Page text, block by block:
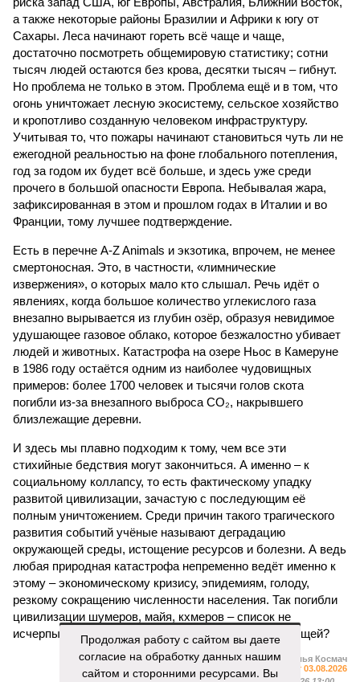
а также некоторые районы Бразилии и Африки к югу от
Сахары. Леса начинают гореть всё чаще и чаще,
достаточно посмотреть общемировую статистику; сотни
тысяч людей остаются без крова, десятки тысяч – гибнут.
Но проблема не только в этом. Проблема ещё и в том, что
огонь уничтожает лесную экосистему, сельское хозяйство
и кропотливо созданную человеком инфраструктуру.
Учитывая то, что пожары начинают становиться чуть ли не
ежегодной реальностью на фоне глобального потепления,
год за годом их будет всё больше, и здесь уже среди
прочего в большой опасности Европа. Небывалая жара,
зафиксированная в этом и прошлом годах в Италии и во
Франции, тому лучшее подтверждение.
Есть в перечне A-Z Animals и экзотика, впрочем, не менее
смертоносная. Это, в частности, «лимнические
извержения», о которых мало кто слышал. Речь идёт о
явлениях, когда большое количество углекислого газа
внезапно вырывается из глубин озёр, образуя невидимое
удушающее газовое облако, которое безжалостно убивает
людей и животных. Катастрофа на озере Ньос в Камеруне
в 1986 году остаётся одним из наиболее чудовищных
примеров: более 1700 человек и тысячи голов скота
погибли из-за внезапного выброса CO₂, накрывшего
близлежащие деревни.
И здесь мы плавно подходим к тому, чем все эти
стихийные бедствия могут закончиться. А именно – к
социальному коллапсу, то есть фактическому упадку
развитой цивилизации, зачастую с последующим её
полным уничтожением. Среди причин такого трагического
развития событий учёные называют деградацию
окружающей среды, истощение ресурсов и болезни. А ведь
любая природная катастрофа непременно ведёт именно к
этому – экономическому кризису, эпидемиям, голоду,
резкому сокращению численности населения. Так погибли
цивилизации шумеров, майя, кхмеров – список не
исчерпывающий. Какая цивилизация будет следующей?
Илья Космач
«Наша версия» №29 от 03.08.2026
Продолжая работу с сайтом вы даете
согласие на обработку данных нашим
сайтом и сторонними ресурсами. Вы